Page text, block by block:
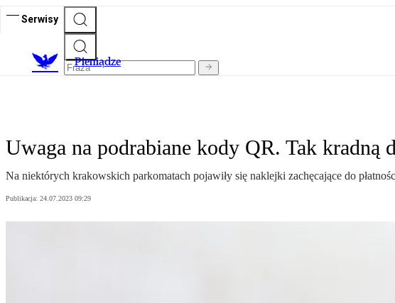
Serwisy
Pieniądze
Uwaga na podrabiane kody QR. Tak kradną
Na niektórych krakowskich parkomatach pojawiły się naklejki zachęcające do
Publikacja: 24.07.2023 09:29